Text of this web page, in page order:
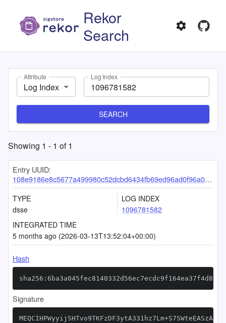
Rekor
Search
Attribute
Log Index
Log Index
SEARCH
Showing 1 - 1 of1
Entry UUID:
108e9186e8c5677a499980c52dcbd6434fb69ed96ad0f96a0cdc7195fc7935bdf4b07292a2bc038e
TYPE
dsse
LOG INDEX
1096781582
INTEGRATED TIME
5 months ago (2026-03-13T13:52:04+00:00)
Hash
Signature